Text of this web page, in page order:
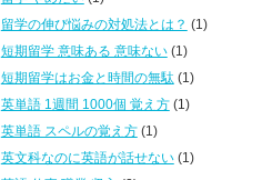
留学の伸び悩みの対処法とは？ (1)
短期留学 意味ある 意味ない(1)
短期留学はお金と時間の無駄 (1)
英単語 1週間 1000個 覚え方(1)
英単語 スペルの覚え方(1)
英文科なのに英語が話せない(1)